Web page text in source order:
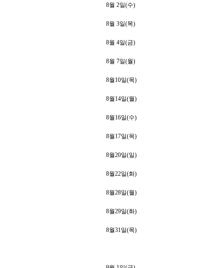
8월 2일(수)
8월 3일(목)
8월 4일(금)
8월 7일(월)
8월 10일(목)
8월 14일(월)
8월 16일(수)
8월 17일(목)
8월20일(일)
8월22일(화)
8월28일(월)
8월29일(화)
8월31일(목)